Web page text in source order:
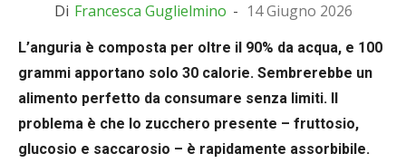
Di Francesca Guglielmino - 14 Giugno 2026
L’anguria è composta per oltre il 90% da acqua, e 100
grammi apportano solo 30 calorie. Sembrerebbe un
alimento perfetto da consumare senza limiti. Il
problema è che lo zucchero presente – fruttosio,
glucosio e saccarosio – è rapidamente assorbibile.